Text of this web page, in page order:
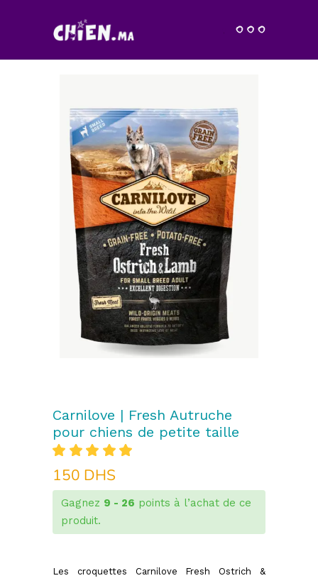
Carnilove | Fresh Autruche
pour chiens de petite taille
sur 5
basé
sur
notation
client
150 DHS
Gagnez 9 - 26 points à l’achat de ce
produit.
Les croquettes Carnilove Fresh Ostrich &